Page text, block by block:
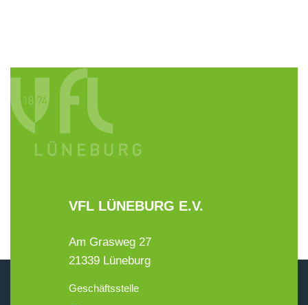
VFL LÜNEBURG E.V.
Am Grasweg 27
21339 Lüneburg
Geschäftsstelle